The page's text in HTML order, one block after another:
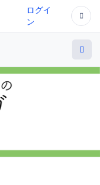
ログイ
ン